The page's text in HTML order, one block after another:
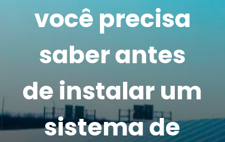
você precisa
saber antes
de instalar um
sistema de